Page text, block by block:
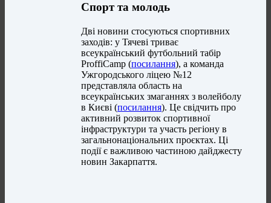
Спорт та молодь
Дві новини стосуються спортивних
заходів: у Тячеві триває
всеукраїнський футбольний табір
ProffiCamp (посилання), а команда
Ужгородського ліцею №12
представляла область на
всеукраїнських змаганнях з волейболу
в Києві (посилання). Це свідчить про
активний розвиток спортивної
інфраструктури та участь регіону в
загальнонаціональних проєктах. Ці
події є важливою частиною дайджесту
новин Закарпаття.